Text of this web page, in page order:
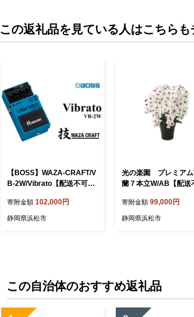
この返礼品を見ている人はこちらも
【BOSS】WAZA-CRAFT/V
B-2W/Vibrato【配送不可：
ィオ機器
寄附金額 102,000円
静岡県浜松市
光の楽園 プレミアム
蘭７本立W/AB【配送
日用品 植物 造花
寄附金額 99,000円
静岡県浜松市
この自治体のおすすめ返礼品